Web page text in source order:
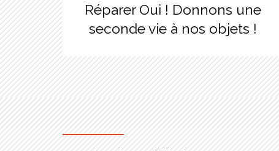
Réparer Oui ! Donnons une
seconde vie à nos objets !